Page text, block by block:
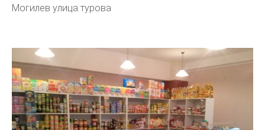
Могилев улица турова